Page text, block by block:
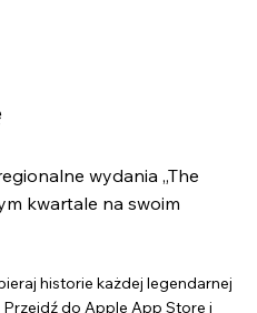
wydania „The
kwartale na swoim
historie każdej legendarnej
do Apple App Store i